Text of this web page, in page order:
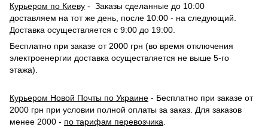
Курьером по Киеву - Заказы сделанные до 10:00
доставляем на тот же день, после 10:00 - на следующий.
Доставка осуществляется с 9:00 до 19:00.
Бесплатно при заказе от 2000 грн (во время отключения
электроенергии доставка осуществляется не выше 5-го
этажа).
Курьером Новой Почты по Украине - Бесплатно при заказе от
2000 грн при условии полной оплаты за заказ. Для заказов
менее 2000 - по тарифам перевозчика